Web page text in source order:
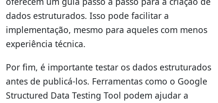
dados estruturados. Isso pode facilitar a
implementação, mesmo para aqueles com menos
experiência técnica.
Por fim, é importante testar os dados estruturados
antes de publicá-los. Ferramentas como o Google
Structured Data Testing Tool podem ajudar a